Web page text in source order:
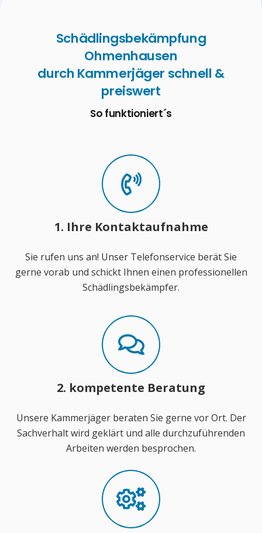
Schädlingsbekämpfung
Ohmenhausen
durch Kammerjäger schnell &
preiswert
So funktioniert´s
1. Ihre Kontaktaufnahme
Sie rufen uns an! Unser Telefonservice berät Sie
gerne vorab und schickt Ihnen einen professionellen
Schädlingsbekämpfer.
2. kompetente Beratung
Unsere Kammerjäger beraten Sie gerne vor Ort. Der
Sachverhalt wird geklärt und alle durchzuführenden
Arbeiten werden besprochen.